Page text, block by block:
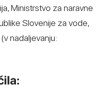
Ministrstvo za naravne
Slovenije za vode,
nadaljevanju: